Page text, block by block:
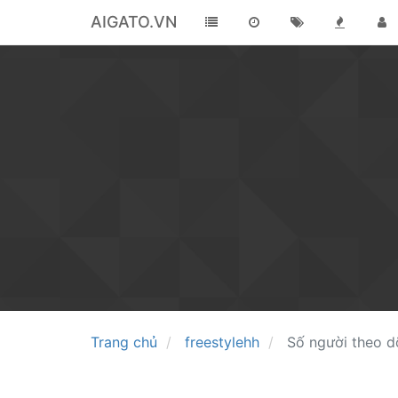
AIGATO.VN
Trang chủ freestylehh Số người theo